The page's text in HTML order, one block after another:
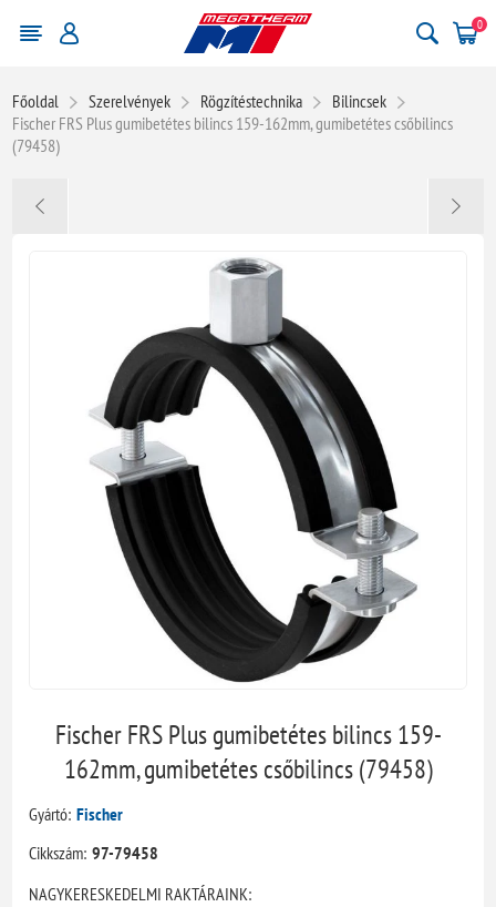
0
Főoldal Szerelvények Rögzítéstechnika
Bilincsek
Fischer FRS Plus gumibetétes bilincs 159-162mm, gumibetétes csőbilincs
(79458)
Fischer FRS Plus gumibetétes bilincs 159-
162mm, gumibetétes csőbilincs (79458)
Gyártó: Fischer
Cikkszám: 97-79458
NAGYKERESKEDELMI RAKTÁRAINK: